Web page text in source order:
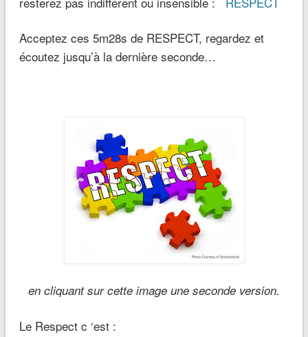
Acceptez ces 5m28s de RESPECT, regardez et
écoutez jusqu’à la dernière seconde…
en cliquant sur cette image une seconde version.
Le Respect c ‘est :